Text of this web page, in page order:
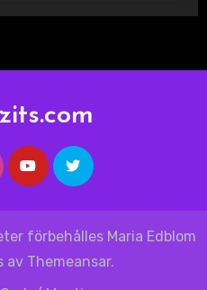
förbehålles Maria Edblom
av Themeansar.